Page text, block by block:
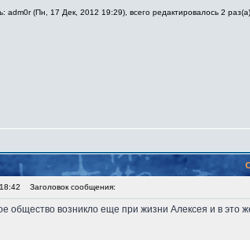
adm0r (Пн, 17 Дек, 2012 19:29), всего редактировалось 2 раз(а)
Заголовок сообщения:
общество возникло еще при жизни Алексея и в это